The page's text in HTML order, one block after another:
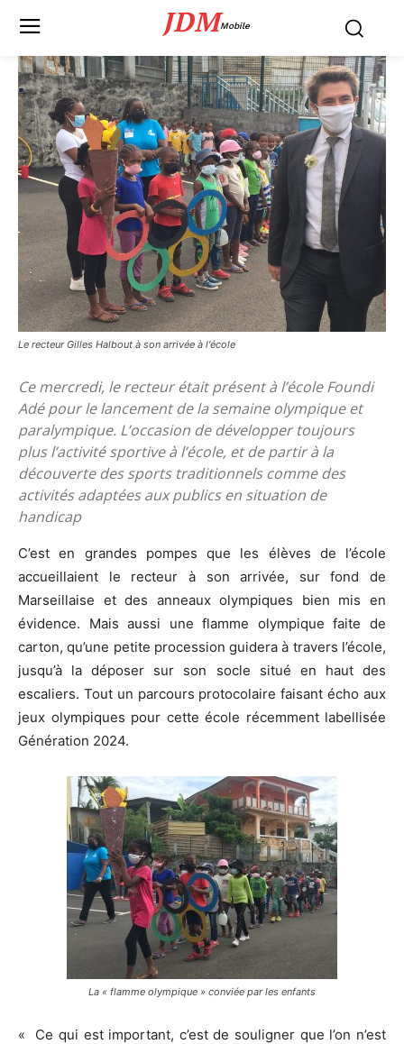
JDMMobile
Le recteur Gilles Halbout à son arrivée à l'école
Ce mercredi, le recteur était présent à l’école Foundi
Adé pour le lancement de la semaine olympique et
paralympique. L’occasion de développer toujours
plus l’activité sportive à l’école, et de partir à la
découverte des sports traditionnels comme des
activités adaptées aux publics en situation de
handicap
C’est en grandes pompes que les élèves de l’école
accueillaient le recteur à son arrivée, sur fond de
Marseillaise et des anneaux olympiques bien mis en
évidence. Mais aussi une flamme olympique faite de
carton, qu’une petite procession guidera à travers l’école,
jusqu’à la déposer sur son socle situé en haut des
escaliers. Tout un parcours protocolaire faisant écho aux
jeux olympiques pour cette école récemment labellisée
Génération 2024.
La « flamme olympique » conviée par les enfants
« Ce qui est important, c’est de souligner que l’on n’est